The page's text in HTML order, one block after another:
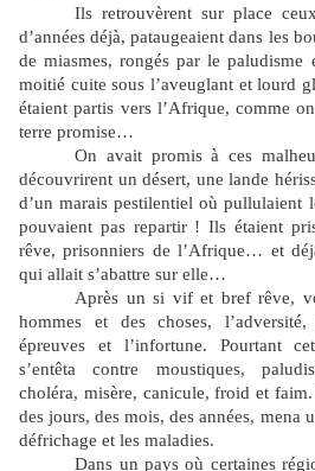
Ils retrouvèrent sur place
d’années déjà, pataugeaient dans les
de miasmes, rongés par le
moitié cuite sous l’aveuglant et lourd
étaient partis vers l’Afrique, comme
terre promise…
On avait promis à ces
découvrirent un désert, une lande
d’un marais pestilentiel où pullulaient
pouvaient pas repartir ! Ils étaient
rêve, prisonniers de l’Afrique… et
qui allait s’abattre sur elle…
Après un si vif et bref rêve,
hommes et des choses,
épreuves et l’infortune. Pourtant
s’entêta contre moustiques,
choléra, misère, canicule, froid et
des jours, des mois, des années, mena
défrichage et les maladies.
Dans un pays où certaines